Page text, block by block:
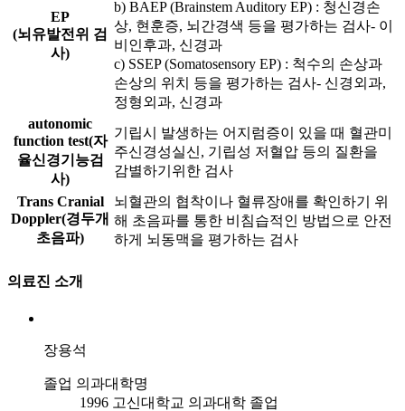
EP
(뇌유발전위 검
사)
b) BAEP (Brainstem Auditory EP) : 청신경손
상, 현훈증, 뇌간경색 등을 평가하는 검사- 이
비인후과, 신경과
c) SSEP (Somatosensory EP) : 척수의 손상과
손상의 위치 등을 평가하는 검사- 신경외과,
정형외과, 신경과
autonomic
function test(자
율신경기능검
사)
기립시 발생하는 어지럼증이 있을 때 혈관미
주신경성실신, 기립성 저혈압 등의 질환을
감별하기위한 검사
Trans Cranial
Doppler(경두개
초음파)
뇌혈관의 협착이나 혈류장애를 확인하기 위
해 초음파를 통한 비침습적인 방법으로 안전
하게 뇌동맥을 평가하는 검사
의료진 소개
장용석
졸업 의과대학명
1996 고신대학교 의과대학 졸업